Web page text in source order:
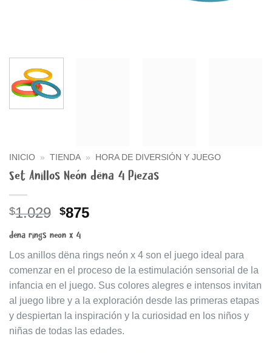
INICIO » TIENDA » HORA DE DIVERSIÓN Y JUEGO
Set Anillos Neón dëna 4 Piezas
$1.029 El
original
era:
$1.029.
$875El
es:
$875.
dëna rings neon x 4
Los anillos dëna rings neón x 4 son el juego ideal para
comenzar en el proceso de la estimulación sensorial de la
infancia en el juego. Sus colores alegres e intensos invitan
al juego libre y a la exploración desde las primeras etapas
y despiertan la inspiración y la curiosidad en los niños y
niñas de todas las edades.